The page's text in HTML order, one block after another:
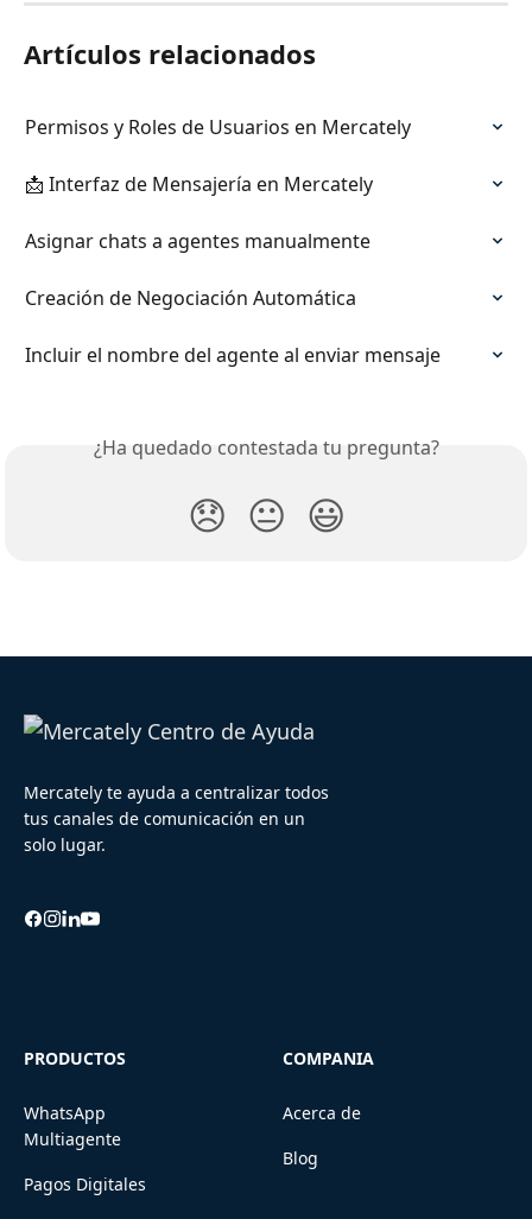
Artículos relacionados
Permisos y Roles de Usuarios en Mercately
📩 Interfaz de Mensajería en Mercately
Asignar chats a agentes manualmente
Creación de Negociación Automática
Incluir el nombre del agente al enviar mensaje
¿Ha quedado contestada tu pregunta?
😞 😐 😃
Mercately te ayuda a centralizar todos
tus canales de comunicación en un
solo lugar.
PRODUCTOS
WhatsApp
Multiagente
Pagos Digitales
COMPANIA
Acerca de
Blog